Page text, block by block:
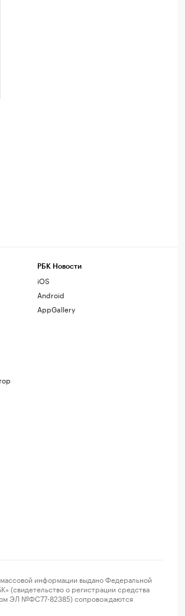
РБК Новости
iOS
Android
AppGallery
информации выдано Федеральной
(свидетельство о регистрации средства
ЭЛ №ФС77-82385) сопровождаются